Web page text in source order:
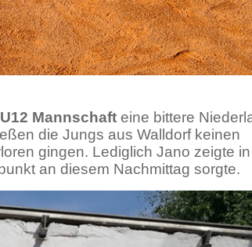
U12 Mannschaft eine bittere
die Jungs aus Walldorf keinen
gingen. Lediglich Jano zeigte in
an diesem Nachmittag sorgte.